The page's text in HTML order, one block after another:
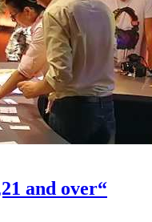
and over“